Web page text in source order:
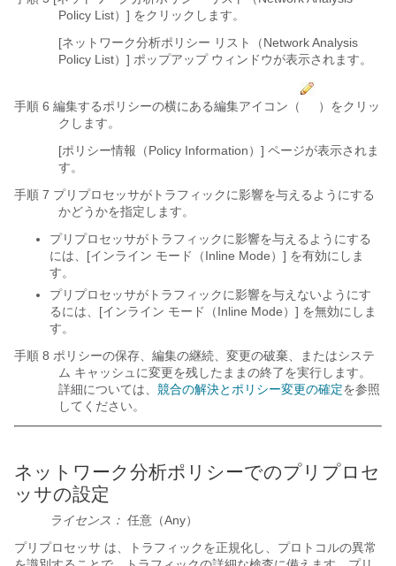
Policy List）] をクリックします。
[ネットワーク分析ポリシー リスト（Network Analysis
Policy List）] ポップアップ ウィンドウが表示されます。
手順 6 編集するポリシーの横にある編集アイコン（
）をクリッ
クします。
[ポリシー情報（Policy Information）] ページが表示されま
す。
手順 7 プリプロセッサがトラフィックに影響を与えるようにする
かどうかを指定します。
プリプロセッサがトラフィックに影響を与えるようにする
には、[インライン モード（Inline Mode）] を有効にしま
す。
プリプロセッサがトラフィックに影響を与えないようにす
るには、[インライン モード（Inline Mode）] を無効にしま
す。
手順 8 ポリシーの保存、編集の継続、変更の破棄、またはシステ
ム キャッシュに変更を残したままの終了を実行します。
詳細については、 競合の解決とポリシー変更の確定を参照
してください。
ネットワーク分析ポリシーでのプリプロセ
ッサの設定
ライセンス： 任意（Any）
プリプロセッサ は、トラフィックを正規化し、プロトコルの異常